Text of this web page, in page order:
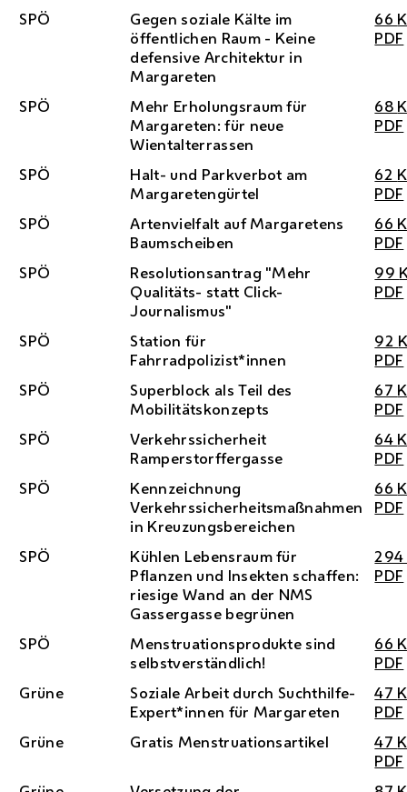
SPÖ
Gegen soziale Kälte im
öffentlichen Raum - Keine
defensive Architektur in
Margareten
66
PDF
SPÖ
Mehr Erholungsraum für
Margareten: für neue
Wientalterrassen
68
PDF
SPÖ
Halt- und Parkverbot am
Margaretengürtel
62
PDF
SPÖ
Artenvielfalt auf Margaretens
Baumscheiben
66
PDF
SPÖ
Resolutionsantrag "Mehr
Qualitäts- statt Click-
Journalismus"
99
PDF
SPÖ
Station für
Fahrradpolizist*innen
92
PDF
SPÖ
Superblock als Teil des
Mobilitätskonzepts
67
PDF
SPÖ
Verkehrssicherheit
Ramperstorffergasse
64
PDF
SPÖ
Kennzeichnung
Verkehrssicherheitsmaßnahmen
in Kreuzungsbereichen
66
PDF
SPÖ
Kühlen Lebensraum für
Pflanzen und Insekten schaffen:
riesige Wand an der NMS
Gassergasse begrünen
294
PDF
SPÖ
Menstruationsprodukte sind
selbstverständlich!
66
PDF
Grüne
Soziale Arbeit durch Suchthilfe-
Expert*innen für Margareten
47
PDF
Grüne
Gratis Menstruationsartikel 47
PDF